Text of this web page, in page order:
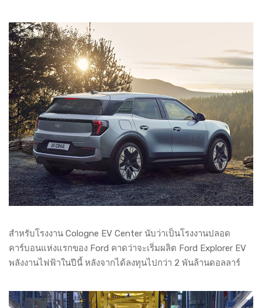
สำหรับโรงงาน Cologne EV Center นับว่าเป็นโรงงานปลอด
คาร์บอนแห่งแรกของ Ford คาดว่าจะเริ่มผลิต Ford Explorer EV
พลังงานไฟฟ้าในปีนี้ หลังจากได้ลงทุนไปกว่า 2 พันล้านดอลลาร์